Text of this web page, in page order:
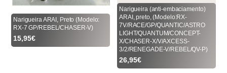
Narigueira ARAI, Preto (Modelo:
RX-7 GP/REBEL/CHASER-V)
15,95€
Narigueira (anti-embaciamento)
ARAI, preto, (Modelo:RX-
7V/RACE/GP/QUANTIC/ASTRO
LIGHT/QUANTUM/CONCEPT-
X/CHASER-X/V/AXCESS-
3/2/RENEGADE-V/REBEL/QV-P)
26,95€